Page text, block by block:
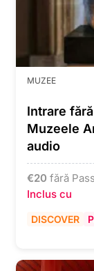
MUZEE
Intrare
Muzeele
audio
€20 fără Pass
Inclus cu
DISCOVER